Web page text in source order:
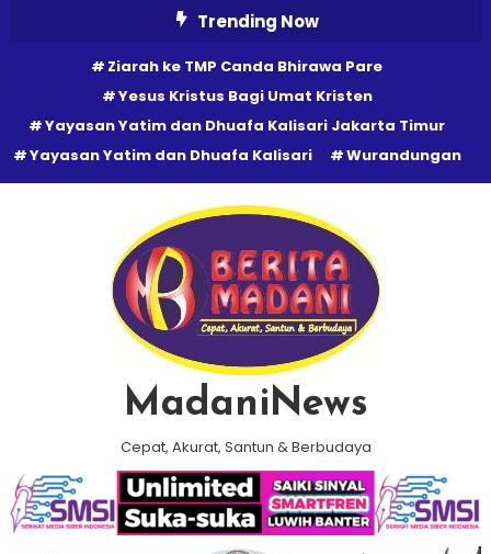
Trending Now
Ziarah ke TMP Canda Bhirawa Pare
Yesus Kristus Bagi Umat Kristen
Yayasan Yatim dan Dhuafa Kalisari Jakarta Timur
Yayasan Yatim dan Dhuafa Kalisari
Wurandungan
MadaniNews
Cepat, Akurat, Santun & Berbudaya